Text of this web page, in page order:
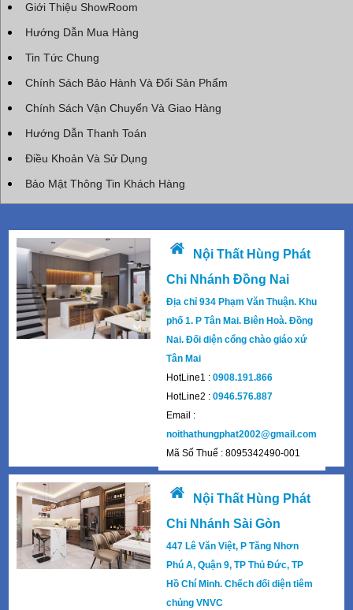
Giới Thiệu ShowRoom
Hướng Dẫn Mua Hàng
Tin Tức Chung
Chính Sách Bảo Hành Và Đổi Sản Phẩm
Chính Sách Vận Chuyển Và Giao Hàng
Hướng Dẫn Thanh Toán
Điều Khoản Và Sử Dụng
Bảo Mật Thông Tin Khách Hàng
Nội Thất Hùng Phát
Chi Nhánh Đồng Nai
Địa chỉ 934 Phạm Văn Thuận. Khu
phố 1. P Tân Mai. Biên Hoà. Đồng
Nai. Đối diện cổng chào giáo xứ
Tân Mai
HotLine1 :0908.191.866
HotLine2 :0946.576.887
Email :
noithathungphat2002@gmail.com
Mã Số Thuế : 8095342490-001
Nội Thất Hùng Phát
Chi Nhánh Sài Gòn
447 Lê Văn Việt, P Tăng Nhơn
Phú A, Quận 9, TP Thủ Đức, TP
Hồ Chí Minh. Chếch đối diện tiêm
chủng VNVC